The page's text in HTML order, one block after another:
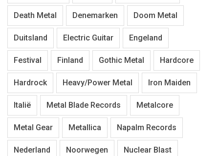
Death Metal Denemarken Doom Metal
Duitsland Electric Guitar Engeland
Festival Finland Gothic Metal Hardcore
Hardrock Heavy/Power Metal Iron Maiden
Italië Metal Blade Records Metalcore
Metal Gear Metallica Napalm Records
Nederland Noorwegen Nuclear Blast